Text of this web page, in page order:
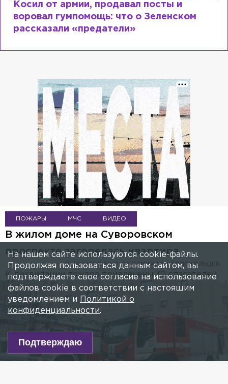
Рыдает из-за мужа, но опять флиртует с
Лазаревым: как Лера Кудрявцева
сходит с ума
ПОЖАРЫ МЧС ВИДЕО
В жилом доме на Суворовском
проспекте загорелась квартира
МИХАИЛ КОЛОКОЛЬЦЕВ
11 ДЕКАБРЯ 2021, 06:09
К ликвидации пожара привлечены 30 спасателей.
На нашем сайте используются cookie-файлы.
Продолжая пользоваться данным сайтом, вы
подтверждаете свое согласие на использование
файлов cookie в соответствии с настоящим
уведомлением и
Политикой о
конфиденциальности.
Подтверждаю